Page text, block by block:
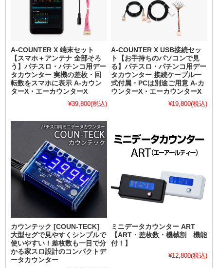
A-COUNTER X 端末セット
【スマホ＋アンテナ 全部そろ
う】パチスロ・パチンコ用デー
タカウンター 実機の差枚・回
転数をスマホに表示 A-カウン
ターX・エーカウンターX
¥39,800(税込)
A-COUNTER X USB接続セッ
ト【お手持ちのパソコンで見
る】パチスロ・パチンコ用デー
タカウンター 接続ケーブル一
式付属・PCは別途ご用意 A-カ
ウンターX・エーカウンターX
¥19,800(税込)
カウンテック [COUN-TECK]
大型セグで見やすくシンプルで
使いやすい！差枚数も一目で分
かる家スロ設計のコンパクトデ
ータカウンター
ミニデータカウンター ART
【ART・差枚数・機械割 機能
付！】
¥12,800(税込)